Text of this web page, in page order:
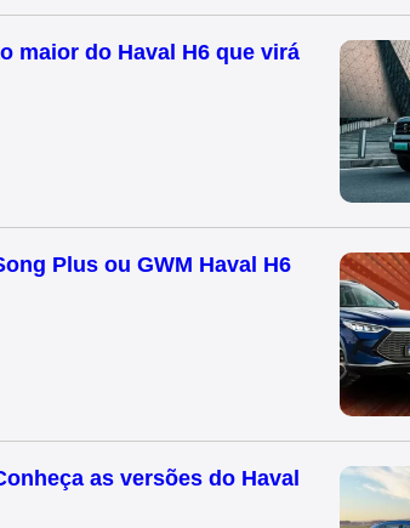
maior do Haval H6 que virá
Plus ou GWM Haval H6
as versões do Haval